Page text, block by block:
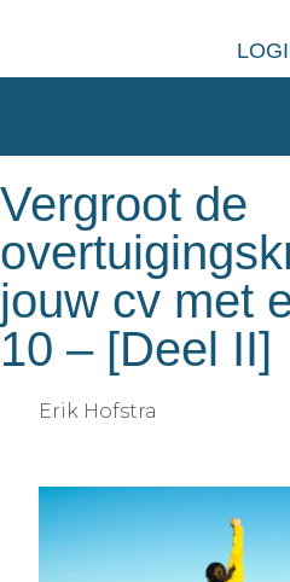
Vergroot de
jouw cv met
10 – [Deel II]
Erik Hofstra